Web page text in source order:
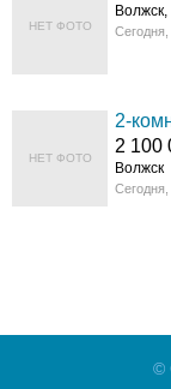
НЕТ ФОТО
Волжск,
НЕТ ФОТО
2-
2 100
Волжск
Сегодня,
©